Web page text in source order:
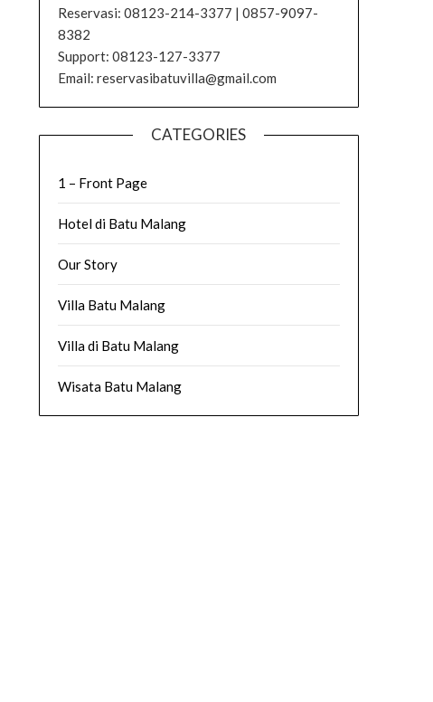
Reservasi: 08123-214-3377 | 0857-9097-
8382
Support: 08123-127-3377
Email: reservasibatuvilla@gmail.com
CATEGORIES
1 – Front Page
Hotel di Batu Malang
Our Story
Villa Batu Malang
Villa di Batu Malang
Wisata Batu Malang